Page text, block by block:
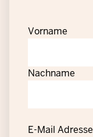
Vorname
Nachname
E-Mail Adresse